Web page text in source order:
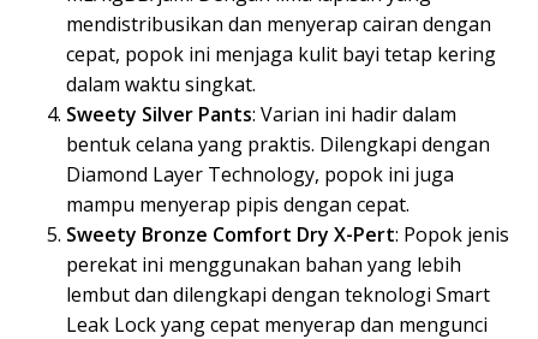
mendistribusikan dan menyerap cairan dengan
cepat, popok ini menjaga kulit bayi tetap kering
dalam waktu singkat.
Sweety Silver Pants: Varian ini hadir dalam
bentuk celana yang praktis. Dilengkapi dengan
Diamond Layer Technology, popok ini juga
mampu menyerap pipis dengan cepat.
Sweety Bronze Comfort Dry X-Pert: Popok jenis
perekat ini menggunakan bahan yang lebih
lembut dan dilengkapi dengan teknologi Smart
Leak Lock yang cepat menyerap dan mengunci